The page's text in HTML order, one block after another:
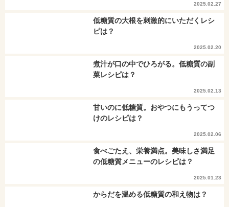
2025.02.27
低糖質の大根を刺激的にいただくレシ
ピは？
2025.02.20
煮汁が口の中でひろがる。低糖質の副
菜レシピは？
2025.02.13
甘いのに低糖質。おやつにもうってつ
けのレシピは？
2025.02.06
食べごたえ、栄養満点。美味しさ満足
の低糖質メニューのレシピは？
2025.01.23
からだを温める低糖質の和え物は？